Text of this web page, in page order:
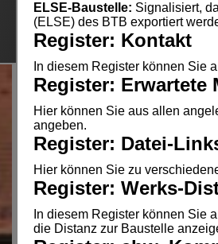
ELSE-Baustelle: Signalisiert,
(ELSE) des BTB exportiert
Register: Kontakt
In diesem Register können Sie
Register: Erwartete
Hier können Sie aus allen
angeben.
Register: Datei-
Hier können Sie zu
Register: Werks-
In diesem Register können Sie
die Distanz zur Baustelle